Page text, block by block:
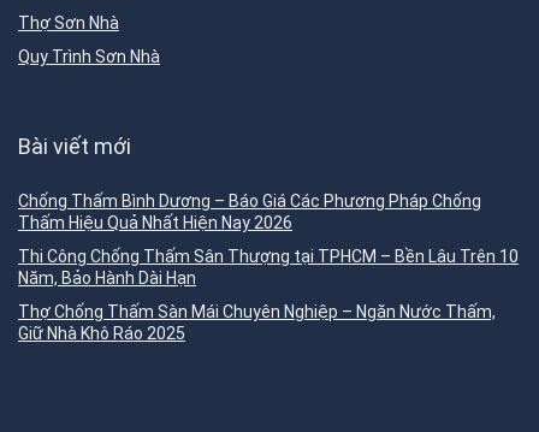
Thợ Sơn Nhà
Quy Trình Sơn Nhà
Bài viết mới
Chống Thấm Bình Dương – Báo Giá Các Phương Pháp Chống
Thấm Hiệu Quả Nhất Hiện Nay 2026
Thi Công Chống Thấm Sân Thượng tại TPHCM – Bền Lâu Trên 10
Năm, Bảo Hành Dài Hạn
Thợ Chống Thấm Sàn Mái Chuyên Nghiệp – Ngăn Nước Thấm,
Giữ Nhà Khô Ráo 2025